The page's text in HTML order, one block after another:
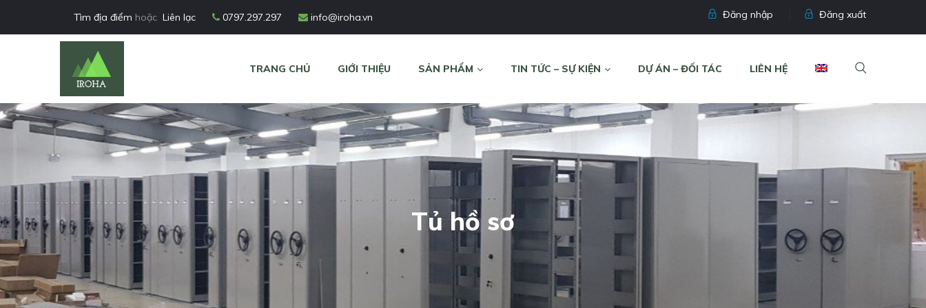
Tìm địa điểm hoặc Liên lạc 0797.297.297 info@iroha.vn Đăng nhập Đăng xuất
TRANG CHỦ GIỚI THIỆU SẢN PHẨM TIN TỨC – SỰ KIỆN DỰ ÁN – ĐỐI TÁC LIÊN HỆ
Tủ hồ sơ